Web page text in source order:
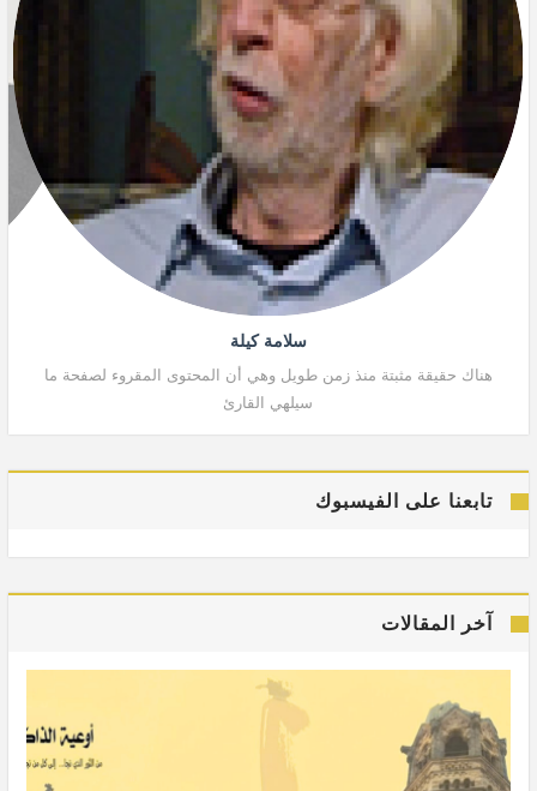
سلامة كيلة
هناك حقيقة مثبتة منذ زمن طويل وهي أن المحتوى المقروء لصفحة ما
سيلهي القارئ
تابعنا على الفيسبوك
آخر المقالات